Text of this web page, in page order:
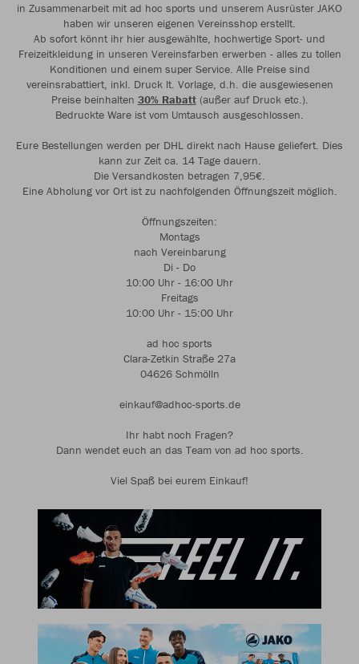
in Zusammenarbeit mit ad hoc sports und unserem Ausrüster JAKO
haben wir unseren eigenen Vereinsshop erstellt.
Ab sofort könnt ihr hier ausgewählte, hochwertige Sport- und
Freizeitkleidung in unseren Vereinsfarben erwerben - alles zu tollen
Konditionen und einem super Service. Alle Preise sind
vereinsrabattiert, inkl. Druck lt. Vorlage, d.h. die ausgewiesenen
Preise beinhalten 30% Rabatt(außer auf Druck etc.).
Bedruckte Ware ist vom Umtausch ausgeschlossen.
Eure Bestellungen werden per DHL direkt nach Hause geliefert. Dies
kann zur Zeit ca. 14 Tage dauern.
Die Versandkosten betragen 7,95€.
Eine Abholung vor Ort ist zu nachfolgenden Öffnungszeit möglich.
Öffnungszeiten:
Montags
nach Vereinbarung
Di - Do
10:00 Uhr - 16:00 Uhr
Freitags
10:00 Uhr - 15:00 Uhr
ad hoc sports
Clara-Zetkin Straße 27a
04626 Schmölln
einkauf@adhoc-sports.de
Ihr habt noch Fragen?
Dann wendet euch an das Team von ad hoc sports.
Viel Spaß bei eurem Einkauf!